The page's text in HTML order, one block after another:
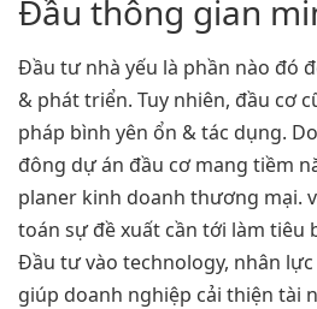
Đầu thông gian
Đầu tư nhà yếu là phần nào đó
& phát triển. Tuy nhiên, đầu cơ
pháp bình yên ổn & tác dụng.
đông dự án đầu cơ mang tiềm
planer kinh doanh thương mại.
toán sự đề xuất cần tới làm
Đầu tư vào technology, nhân
giúp doanh nghiệp cải thiện tài